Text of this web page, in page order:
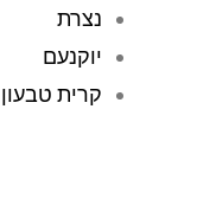
נצרת
יוקנעם
קרית טבעון